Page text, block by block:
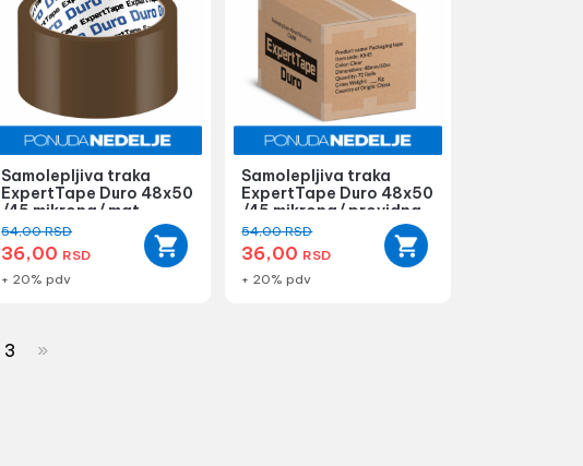
Samolepljiva traka
ExpertTape Duro 48x50
/45 mikrona/ mat
54,00RSD
36,00 RSD
+ 20% pdv
Samolepljiva traka
ExpertTape Duro 48x50
/45 mikrona/ providna -
1 ...
54,00RSD
36,00 RSD
+ 20% pdv
3 »